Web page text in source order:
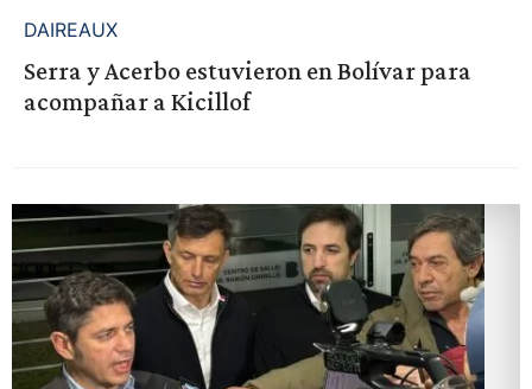
DAIREAUX
Serra y Acerbo estuvieron en Bolívar para
acompañar a Kicillof